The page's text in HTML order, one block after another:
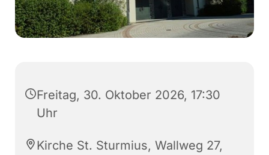
Freitag, 30. Oktober 2026, 17:30
Uhr
Kirche St. Sturmius, Wallweg 27,